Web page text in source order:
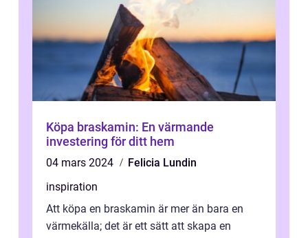
Köpa braskamin: En värmande
investering för ditt hem
04 mars 2024
Felicia Lundin
inspiration
Att köpa en braskamin är mer än bara en
värmekälla; det är ett sätt att skapa en